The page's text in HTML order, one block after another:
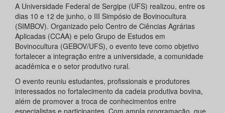
A Universidade Federal de Sergipe (UFS) realizou, entre os
dias 10 e 12 de junho, o III Simpósio de Bovinocultura
(SIMBOV). Organizado pelo Centro de Ciências Agrárias
Aplicadas (CCAA) e pelo Grupo de Estudos em
Bovinocultura (GEBOV/UFS), o evento teve como objetivo
fortalecer a integração entre a universidade, a comunidade
acadêmica e o setor produtivo rural.
O evento reuniu estudantes, profissionais e produtores
interessados no fortalecimento da cadeia produtiva bovina,
além de promover a troca de conhecimentos entre
especialistas e participantes. Com ampla programação, que